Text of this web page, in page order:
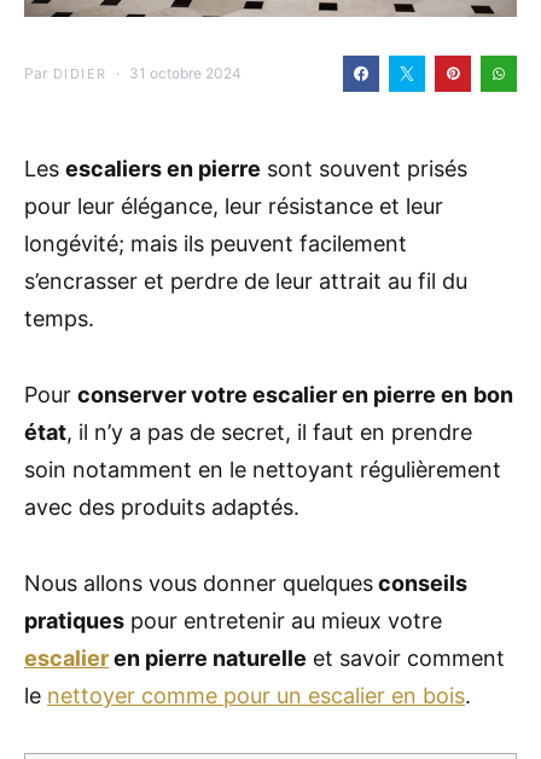
Par DIDIER 31 octobre 2024
Les escaliers en pierre sont souvent prisés
pour leur élégance, leur résistance et leur
longévité; mais ils peuvent facilement
s’encrasser et perdre de leur attrait au fil du
temps.
Pour conserver votre escalier en pierre en bon
état, il n’y a pas de secret, il faut en prendre
soin notamment en le nettoyant régulièrement
avec des produits adaptés.
Nous allons vous donner quelquesconseils
pratiques pour entretenir au mieux votre
escalieren pierre naturelle et savoir comment
le nettoyer comme pour un escalier en bois.